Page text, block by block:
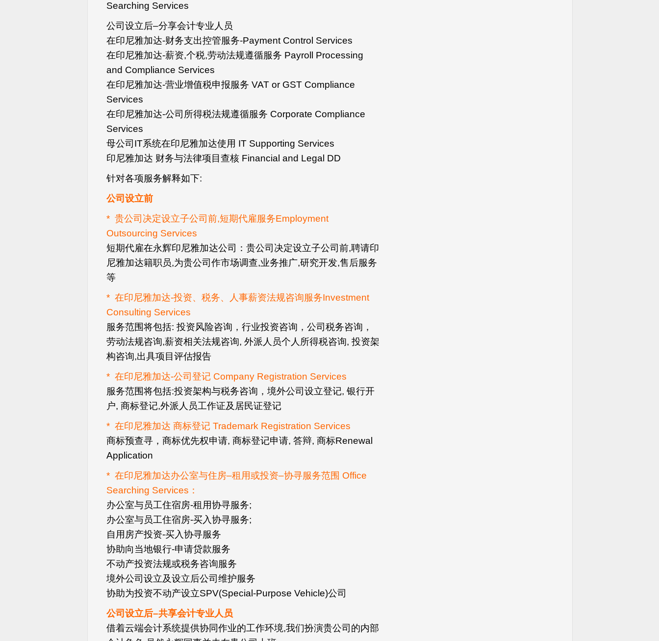
Searching Services
公司设立后–分享会计专业人员
在印尼雅加达-财务支出控管服务-Payment Control Services
在印尼雅加达-薪资,个税,劳动法规遵循服务 Payroll Processing
and Compliance Services
在印尼雅加达-营业增值税申报服务 VAT or GST Compliance
Services
在印尼雅加达-公司所得税法规遵循服务 Corporate Compliance
Services
母公司IT系统在印尼雅加达使用 IT Supporting Services
印尼雅加达 财务与法律项目查核 Financial and Legal DD
针对各项服务解释如下:
公司设立前
* 贵公司决定设立子公司前,短期代雇服务Employment
Outsourcing Services
短期代雇在永辉印尼雅加达公司：贵公司决定设立子公司前,聘请印
尼雅加达籍职员,为贵公司作市场调查,业务推广,研究开发,售后服务
等
* 在印尼雅加达-投资、税务、人事薪资法规咨询服务Investment
Consulting Services
服务范围将包括: 投资风险咨询，行业投资咨询，公司税务咨询，
劳动法规咨询,薪资相关法规咨询, 外派人员个人所得税咨询, 投资架
构咨询,出具项目评估报告
* 在印尼雅加达-公司登记 Company Registration Services
服务范围将包括:投资架构与税务咨询，境外公司设立登记, 银行开
户, 商标登记,外派人员工作证及居民证登记
* 在印尼雅加达 商标登记 Trademark Registration Services
商标预查寻，商标优先权申请, 商标登记申请, 答辩, 商标Renewal
Application
* 在印尼雅加达办公室与住房–租用或投资–协寻服务范围 Office
Searching Services：
办公室与员工住宿房-租用协寻服务;
办公室与员工住宿房-买入协寻服务;
自用房产投资-买入协寻服务
协助向当地银行-申请贷款服务
不动产投资法规或税务咨询服务
境外公司设立及设立后公司维护服务
协助为投资不动产设立SPV(Special-Purpose Vehicle)公司
公司设立后–共享会计专业人员
借着云端会计系统提供协同作业的工作环境,我们扮演贵公司的内部